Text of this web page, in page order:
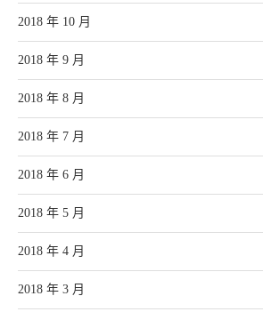
2018 年 10 月
2018 年 9 月
2018 年 8 月
2018 年 7 月
2018 年 6 月
2018 年 5 月
2018 年 4 月
2018 年 3 月